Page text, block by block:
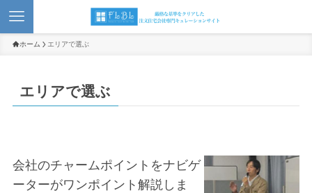
ホーム エリアで選ぶ
エリアで選ぶ
会社のチャームポイントをナビゲ
ーターがワンポイント解説しま